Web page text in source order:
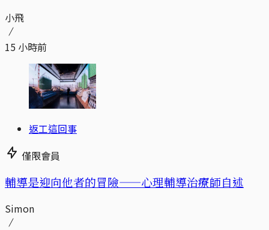
小飛
15 小時前
返工這回事
僅限會員
輔導是迎向他者的冒險——心理輔導治療師自述
Simon